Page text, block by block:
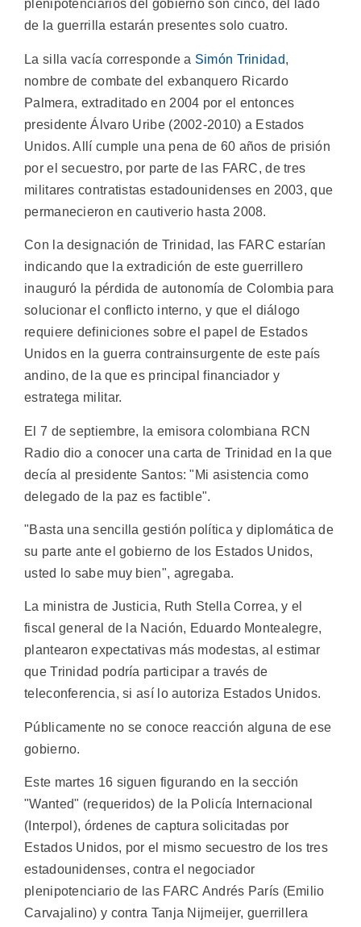
plenipotenciarios del gobierno son cinco, del lado
de la guerrilla estarán presentes solo cuatro.
La silla vacía corresponde a Simón Trinidad,
nombre de combate del exbanquero Ricardo
Palmera, extraditado en 2004 por el entonces
presidente Álvaro Uribe (2002-2010) a Estados
Unidos. Allí cumple una pena de 60 años de prisión
por el secuestro, por parte de las FARC, de tres
militares contratistas estadounidenses en 2003, que
permanecieron en cautiverio hasta 2008.
Con la designación de Trinidad, las FARC estarían
indicando que la extradición de este guerrillero
inauguró la pérdida de autonomía de Colombia para
solucionar el conflicto interno, y que el diálogo
requiere definiciones sobre el papel de Estados
Unidos en la guerra contrainsurgente de este país
andino, de la que es principal financiador y
estratega militar.
El 7 de septiembre, la emisora colombiana RCN
Radio dio a conocer una carta de Trinidad en la que
decía al presidente Santos: "Mi asistencia como
delegado de la paz es factible".
"Basta una sencilla gestión política y diplomática de
su parte ante el gobierno de los Estados Unidos,
usted lo sabe muy bien", agregaba.
La ministra de Justicia, Ruth Stella Correa, y el
fiscal general de la Nación, Eduardo Montealegre,
plantearon expectativas más modestas, al estimar
que Trinidad podría participar a través de
teleconferencia, si así lo autoriza Estados Unidos.
Públicamente no se conoce reacción alguna de ese
gobierno.
Este martes 16 siguen figurando en la sección
"Wanted" (requeridos) de la Policía Internacional
(Interpol), órdenes de captura solicitadas por
Estados Unidos, por el mismo secuestro de los tres
estadounidenses, contra el negociador
plenipotenciario de las FARC Andrés París (Emilio
Carvajalino) y contra Tanja Nijmeijer, guerrillera